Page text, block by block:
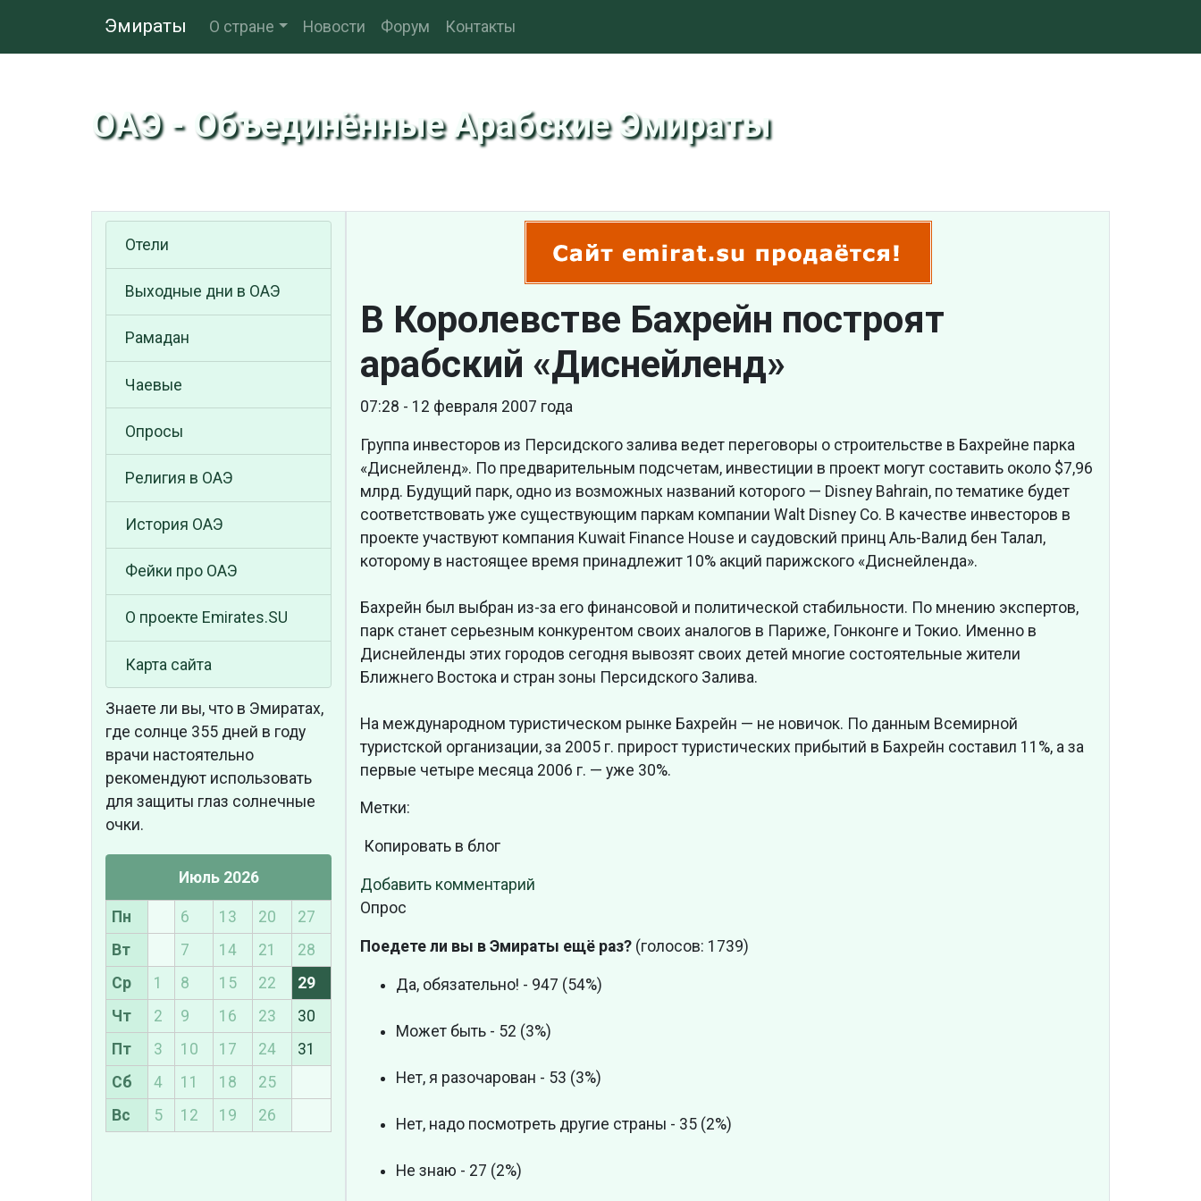
Эмираты О стране Новости Форум Контакты
ОАЭ - Объединённые Арабские Эмираты
В Королевстве Бахрейн построят
арабский «Диснейленд»
07:28 - 12 февраля 2007 года
Группа инвесторов из Персидского залива ведет переговоры о строительстве в Бахрейне парка
«Диснейленд». По предварительным подсчетам, инвестиции в проект могут составить около $7,96
млрд. Будущий парк, одно из возможных названий которого — Disney Bahrain, по тематике будет
соответствовать уже существующим паркам компании Walt Disney Co. В качестве инвесторов в
проекте участвуют компания Kuwait Finance House и саудовский принц Аль-Валид бен Талал,
которому в настоящее время принадлежит 10% акций парижского «Диснейленда».
Бахрейн был выбран из-за его финансовой и политической стабильности. По мнению экспертов,
парк станет серьезным конкурентом своих аналогов в Париже, Гонконге и Токио. Именно в
Диснейленды этих городов сегодня вывозят своих детей многие состоятельные жители
Ближнего Востока и стран зоны Персидского Залива.
На международном туристическом рынке Бахрейн — не новичок. По данным Всемирной
туристской организации, за 2005 г. прирост туристических прибытий в Бахрейн составил 11%, а за
первые четыре месяца 2006 г. — уже 30%.
Метки:
Копировать в блог
Добавить комментарий
Опрос
Поедете ли вы в Эмираты ещё раз? (голосов: 1739)
Да, обязательно! - 947 (54%)
Может быть - 52 (3%)
Нет, я разочарован - 53 (3%)
Нет, надо посмотреть другие страны - 35 (2%)
Не знаю - 27 (2%)
Отели
Выходные дни в ОАЭ
Рамадан
Чаевые
Опросы
Религия в ОАЭ
История ОАЭ
Фейки про ОАЭ
О проекте Emirates.SU
Карта сайта
Знаете ли вы, что в Эмиратах,
где солнце 355 дней в году
врачи настоятельно
рекомендуют использовать
для защиты глаз солнечные
очки.
Июль 2026
Пн 6 13 20
27
Вт
7 14 21
28
Ср
1 8 15 22
29
Чт
2 9 16 23
30
Пт
3 10 17 24
31
Сб
4 11 18
25
Вс
5 12 19 26